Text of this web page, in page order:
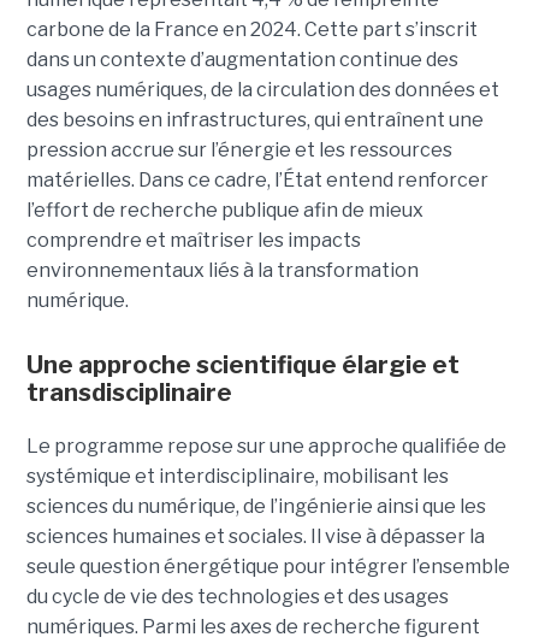
carbone de la France en 2024. Cette part s’inscrit
dans un contexte d’augmentation continue des
usages numériques, de la circulation des données et
des besoins en infrastructures, qui entraînent une
pression accrue sur l’énergie et les ressources
matérielles. Dans ce cadre, l’État entend renforcer
l’effort de recherche publique afin de mieux
comprendre et maîtriser les impacts
environnementaux liés à la transformation
numérique.
Une approche scientifique élargie et
transdisciplinaire
Le programme repose sur une approche qualifiée de
systémique et interdisciplinaire, mobilisant les
sciences du numérique, de l’ingénierie ainsi que les
sciences humaines et sociales. Il vise à dépasser la
seule question énergétique pour intégrer l’ensemble
du cycle de vie des technologies et des usages
numériques. Parmi les axes de recherche figurent